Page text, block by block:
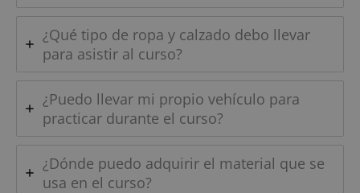
¿Qué tipo de ropa y calzado debo llevar
para asistir al curso?
¿Puedo llevar mi propio vehículo para
practicar durante el curso?
¿Dónde puedo adquirir el material que se
usa en el curso?